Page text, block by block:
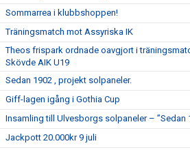
Sommarrea i klubbshoppen!
Träningsmatch mot Assyriska IK
Theos frispark ordnade oavgjort i
Skövde AIK U19
Sedan 1902 , projekt solpaneler.
Giff-lagen igång i Gothia Cup
Insamling till Ulvesborgs solpaneler – ”Sedan
Jackpott 20.000kr 9 juli